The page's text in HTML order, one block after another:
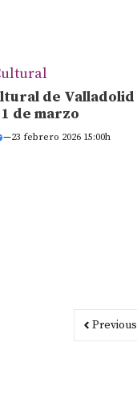
de Valladolid
de marzo
—23 febrero 2026 15:00h
Previous